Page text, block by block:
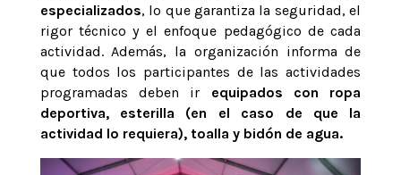
especializados, lo que garantiza la seguridad, el
rigor técnico y el enfoque pedagógico de cada
actividad. Además, la organización informa de
que todos los participantes de las actividades
programadas deben ir equipados con ropa
deportiva, esterilla (en el caso de que la
actividad lo requiera), toalla y bidón de agua.